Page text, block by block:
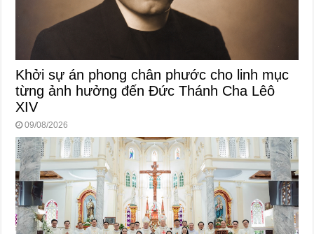
Khởi sự án phong chân phước cho linh mục
từng ảnh hưởng đến Đức Thánh Cha Lêô
XIV
09/08/2026